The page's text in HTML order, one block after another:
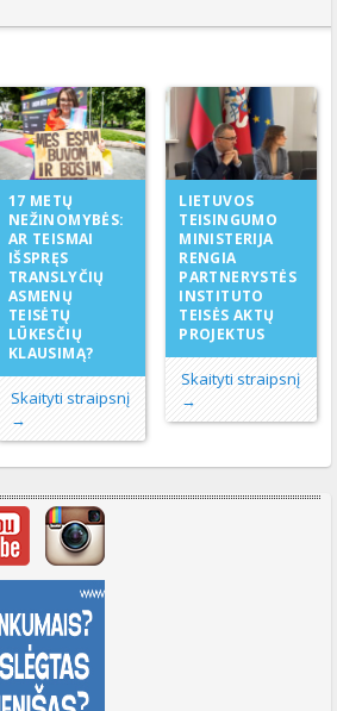
17 METŲ
NEŽINOMYBĖS:
AR TEISMAI
IŠSPRĘS
TRANSLYČIŲ
ASMENŲ
TEISĖTŲ
LŪKESČIŲ
KLAUSIMĄ?
Skaityti straipsnį
→
LIETUVOS
TEISINGUMO
MINISTERIJA
RENGIA
PARTNERYSTĖS
INSTITUTO
TEISĖS AKTŲ
PROJEKTUS
Skaityti straipsnį
→